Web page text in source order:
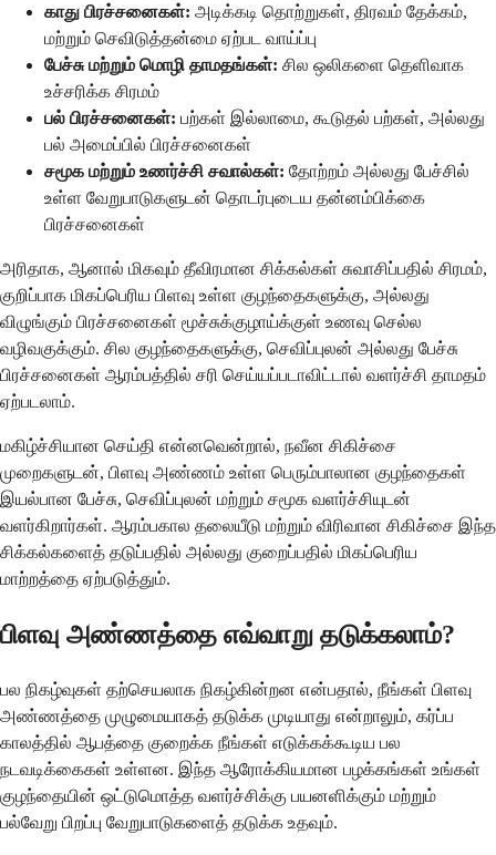
காது பிரச்சனைகள்: அடிக்கடி தொற்றுகள், திரவம் தேக்கம்,
மற்றும் செவிடுத்தன்மை ஏற்பட வாய்ப்பு
பேச்சு மற்றும் மொழி தாமதங்கள்: சில ஒலிகளை தெளிவாக
உச்சரிக்க சிரமம்
பல் பிரச்சனைகள்: பற்கள் இல்லாமை, கூடுதல் பற்கள், அல்லது
பல் அமைப்பில் பிரச்சனைகள்
சமூக மற்றும் உணர்ச்சி சவால்கள்: தோற்றம் அல்லது பேச்சில்
உள்ள வேறுபாடுகளுடன் தொடர்புடைய தன்னம்பிக்கை
பிரச்சனைகள்
அரிதாக, ஆனால் மிகவும் தீவிரமான சிக்கல்கள் சுவாசிப்பதில் சிரமம்,
குறிப்பாக மிகப்பெரிய பிளவு உள்ள குழந்தைகளுக்கு, அல்லது
விழுங்கும் பிரச்சனைகள் மூச்சுக்குழாய்க்குள் உணவு செல்ல
வழிவகுக்கும். சில குழந்தைகளுக்கு, செவிப்புலன் அல்லது பேச்சு
பிரச்சனைகள் ஆரம்பத்தில் சரி செய்யப்படாவிட்டால் வளர்ச்சி தாமதம்
ஏற்படலாம்.
மகிழ்ச்சியான செய்தி என்னவென்றால், நவீன சிகிச்சை
முறைகளுடன், பிளவு அண்ணம் உள்ள பெரும்பாலான குழந்தைகள்
இயல்பான பேச்சு, செவிப்புலன் மற்றும் சமூக வளர்ச்சியுடன்
வளர்கிறார்கள். ஆரம்பகால தலையீடு மற்றும் விரிவான சிகிச்சை இந்த
சிக்கல்களைத் தடுப்பதில் அல்லது குறைப்பதில் மிகப்பெரிய
மாற்றத்தை ஏற்படுத்தும்.
பிளவு அண்ணத்தை எவ்வாறு தடுக்கலாம்?
பல நிகழ்வுகள் தற்செயலாக நிகழ்கின்றன என்பதால், நீங்கள் பிளவு
அண்ணத்தை முழுமையாகத் தடுக்க முடியாது என்றாலும், கர்ப்ப
காலத்தில் ஆபத்தை குறைக்க நீங்கள் எடுக்கக்கூடிய பல
நடவடிக்கைகள் உள்ளன. இந்த ஆரோக்கியமான பழக்கங்கள் உங்கள்
குழந்தையின் ஒட்டுமொத்த வளர்ச்சிக்கு பயனளிக்கும் மற்றும்
பல்வேறு பிறப்பு வேறுபாடுகளைத் தடுக்க உதவும்.